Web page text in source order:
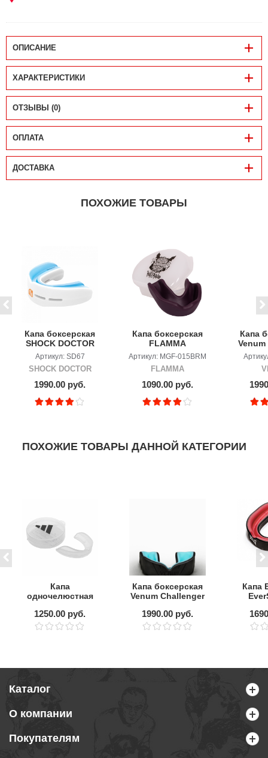
ОПИСАНИЕ
ХАРАКТЕРИСТИКИ
ОТЗЫВЫ (0)
ОПЛАТА
ДОСТАВКА
ПОХОЖИЕ ТОВАРЫ
Капа боксерская
SHOCK DOCTOR
GEL NANO
DOUBLE
Артикул: SD67
SHOCK DOCTOR
1990.00 руб.
Капа боксерская
FLAMMA
INFERNO с
футляром,
пурпурный
Артикул: MGF-015BRM
FLAMMA
1090.00 руб.
Капа
ПОХОЖИЕ ТОВАРЫ ДАННОЙ КАТЕГОРИИ
Капа
одночелюстная
Mouth Guard,
детская
1250.00 руб.
Капа боксерская
Venum Challenger
1990.00 руб.
Капа
Каталог
О компании
Покупателям